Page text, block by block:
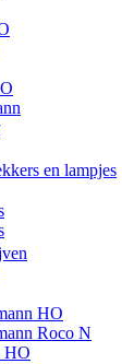
en lampjes
HO
Roco N
HO